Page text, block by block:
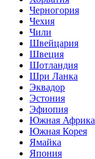
Черногория
Чехия
Чили
Швейцария
Швеция
Шотландия
Шри Ланка
Эквадор
Эстония
Эфиопия
Южная Африка
Южная Корея
Ямайка
Япония